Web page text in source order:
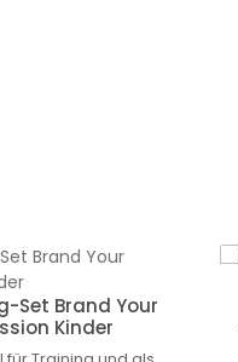
Set Brand Your
Kinder